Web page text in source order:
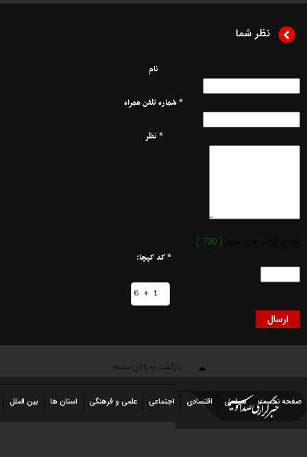
نظر شما
* شماره تلفن همراه
* کد کپچا:
بازگشت به بالای صفحه
سیاسی اقتصادی اجتماعی علمی و فرهنگی استان ها بین الملل